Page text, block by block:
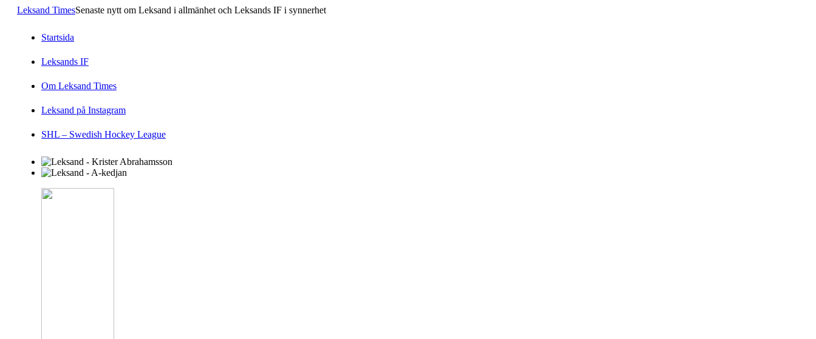
Leksand TimesSenaste nytt om Leksand i allmänhet och Leksands IF i synnerhet
Startsida
Leksands IF
Om Leksand Times
Leksand på Instagram
SHL – Swedish Hockey League